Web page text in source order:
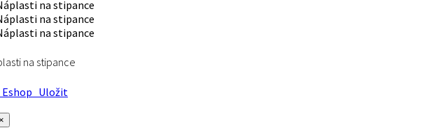
na stipance
Uložit